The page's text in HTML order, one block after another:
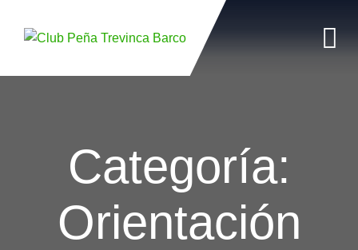
Categoría:
Orientación